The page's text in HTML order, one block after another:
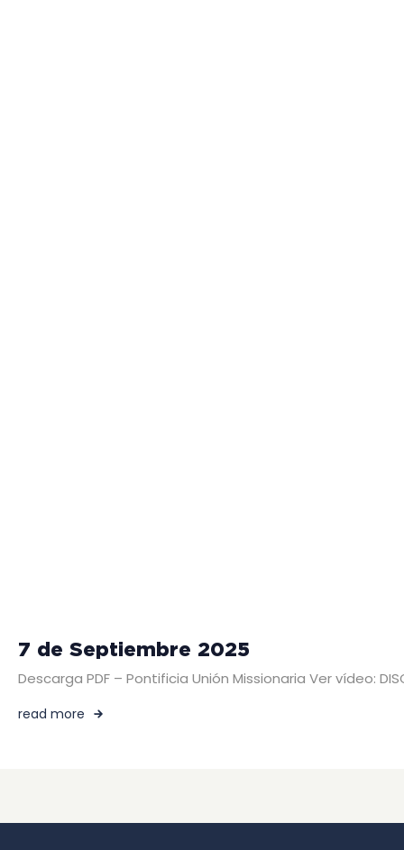
7 de Septiembre 2025
Descarga PDF – Pontificia Unión Missionaria Ver vídeo:
read more